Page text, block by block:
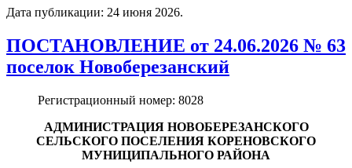
Дата публикации: 24 июня 2026.
ПОСТАНОВЛЕНИЕ от 24.06.2026 № 63
поселок Новоберезанский
Регистрационный номер: 8028
АДМИНИСТРАЦИЯ НОВОБЕРЕЗАНСКОГО
СЕЛЬСКОГО ПОСЕЛЕНИЯ КОРЕНОВСКОГО
МУНИЦИПАЛЬНОГО РАЙОНА